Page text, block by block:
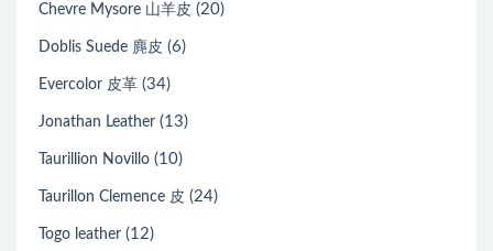
Chevre Mysore 山羊皮 (20)
Doblis Suede 麂皮 (6)
Evercolor 皮革 (34)
Jonathan Leather (13)
Taurillion Novillo (10)
Taurillon Clemence 皮 (24)
Togo leather (12)